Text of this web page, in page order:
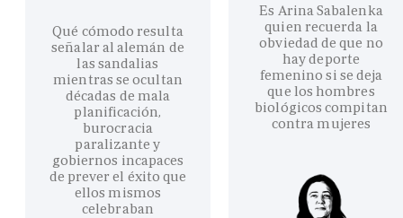
Qué cómodo resulta
señalar al alemán de
las sandalias
mientras se ocultan
décadas de mala
planificación,
burocracia
paralizante y
gobiernos incapaces
de prever el éxito que
ellos mismos
celebraban
Es Arina Sabalenka
quien recuerda la
obviedad de que no
hay deporte
femenino si se deja
que los hombres
biológicos compitan
contra mujeres